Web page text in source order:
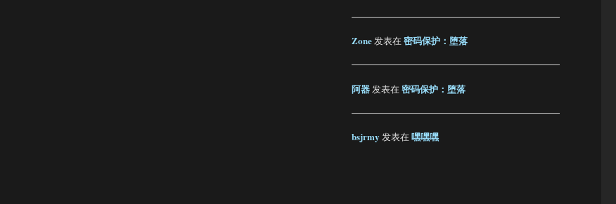
Zone发表在密码保护：堕落
阿器发表在密码保护：堕落
bsjrmy 发表在嘿嘿嘿